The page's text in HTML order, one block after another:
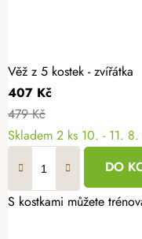
Věž z 5 kostek - zvířátka
407 Kč
479 Kč
Skladem 2 ks 10. - 11. 8.
DO
S kostkami můžete